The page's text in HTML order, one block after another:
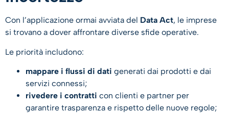
Con l’applicazione ormai avviata del Data Act, le imprese
si trovano a dover affrontare diverse sfide operative.
Le priorità includono:
mappare i flussi di dati generati dai prodotti e dai
servizi connessi;
rivedere i contratti con clienti e partner per
garantire trasparenza e rispetto delle nuove regole;